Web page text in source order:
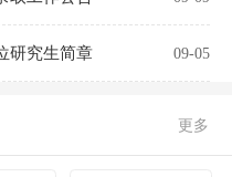
研究生简章 09-05
更多